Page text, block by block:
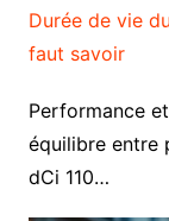
Durée de vie
faut savoir
Performance
équilibre entre
dCi 110…